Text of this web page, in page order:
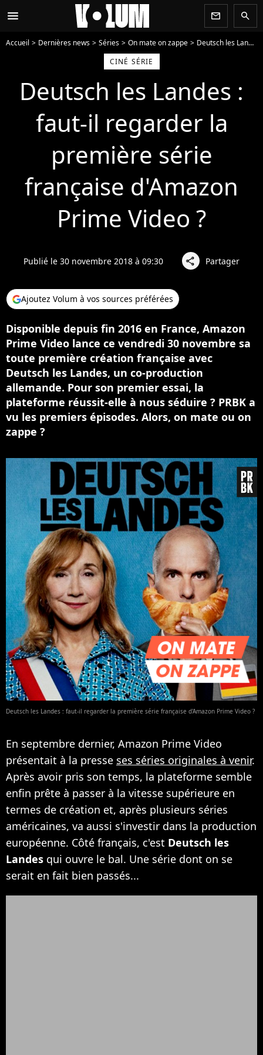
menu newsletter search
Accueil Dernières news Séries On mate on zappe
Deutsch les Landes : faut-il regarder la première série française d'Amazon Prime Video ?
CINÉ SÉRIE
Deutsch les Landes :
faut-il regarder la
première série
française d'Amazon
Prime Video ?
Publié le 30 novembre 2018 à 09:30 share Partager
Ajoutez Volum à vos sources préférées
Disponible depuis fin 2016 en France, Amazon
Prime Video lance ce vendredi 30 novembre sa
toute première création française avec
Deutsch les Landes, un co-production
allemande. Pour son premier essai, la
plateforme réussit-elle à nous séduire ? PRBK a
vu les premiers épisodes. Alors, on mate ou on
zappe ?
Deutsch les Landes : faut-il regarder la première série française d'Amazon Prime Video ?
En septembre dernier, Amazon Prime Video
présentait à la presse ses séries originales à venir.
Après avoir pris son temps, la plateforme semble
enfin prête à passer à la vitesse supérieure en
termes de création et, après plusieurs séries
américaines, va aussi s'investir dans la production
européenne. Côté français, c'est Deutsch les
Landes qui ouvre le bal. Une série dont on se
serait en fait bien passés...